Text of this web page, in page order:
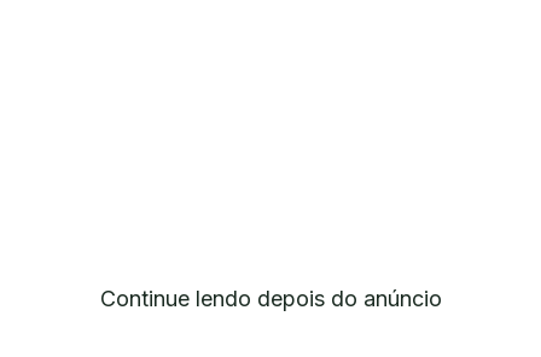
Continue lendo depois do anúncio